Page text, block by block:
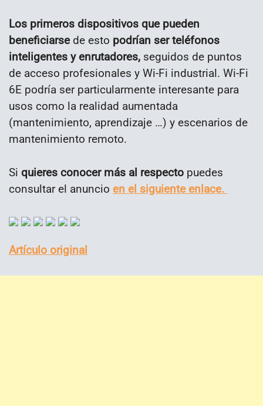
Los primeros dispositivos que pueden
beneficiarsede esto podrían ser teléfonos
inteligentes y enrutadores, seguidos de puntos
de acceso profesionales y Wi-Fi industrial. Wi-Fi
6E podría ser particularmente interesante para
usos como la realidad aumentada
(mantenimiento, aprendizaje …) y escenarios de
mantenimiento remoto.
Si quieres conocer más al respecto puedes
consultar el anuncio en el siguiente enlace.
Artículo original